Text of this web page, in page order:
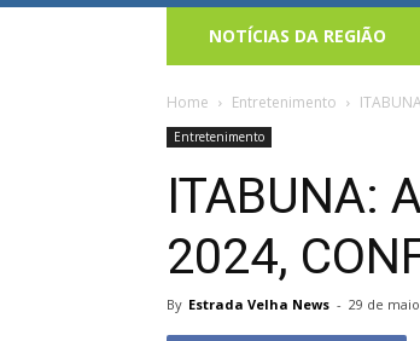
NOTÍCIAS DA REGIÃO
Home Entretenimento
Entretenimento
ITABUNA:
2024,
By Estrada Velha News - 29 de